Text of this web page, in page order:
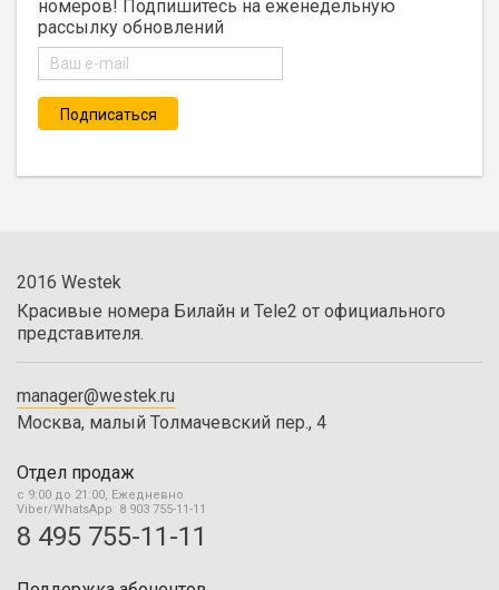
номеров! Подпишитесь на еженедельную
рассылку обновлений
2016 Westek
Красивые номера Билайн и Tele2 от официального
представителя.
manager@westek.ru
Москва, малый Толмачевский пер., 4
Отдел продаж
с 9:00 до 21:00, Ежедневно
Viber/WhatsApp: 8 903 755-11-11
8 495 755-11-11